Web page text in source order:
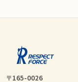
〒165-0026